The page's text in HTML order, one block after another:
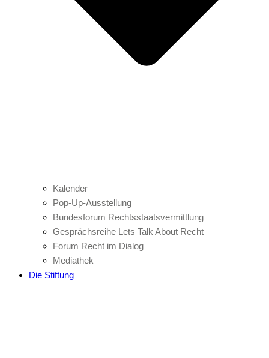
Kalender
Pop-Up-Ausstellung
Bundesforum Rechtsstaatsvermittlung
Gesprächsreihe Lets Talk About Recht
Forum Recht im Dialog
Mediathek
Die Stiftung